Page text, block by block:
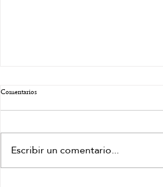
Comentarios
Escribir un comentario...